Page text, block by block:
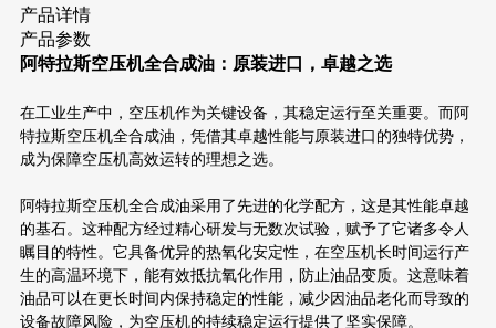
产品详情
产品参数
阿特拉斯空压机全合成油：原装进口，卓越之选
在工业生产中，空压机作为关键设备，其稳定运行至关重要。而阿
特拉斯空压机全合成油，凭借其卓越性能与原装进口的独特优势，
成为保障空压机高效运转的理想之选。
阿特拉斯空压机全合成油采用了先进的化学配方，这是其性能卓越
的基石。这种配方经过精心研发与无数次试验，赋予了它诸多令人
瞩目的特性。它具备优异的热氧化安定性，在空压机长时间运行产
生的高温环境下，能有效抵抗氧化作用，防止油品变质。这意味着
油品可以在更长时间内保持稳定的性能，减少因油品老化而导致的
设备故障风险，为空压机的持续稳定运行提供了坚实保障。